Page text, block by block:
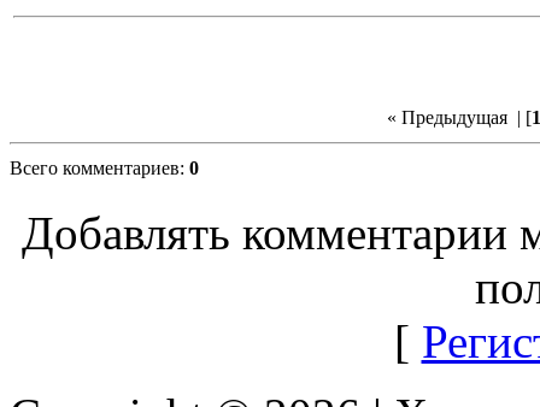
« Предыдущая| [1
Всего комментариев: 0
Добавлять комментарии
[